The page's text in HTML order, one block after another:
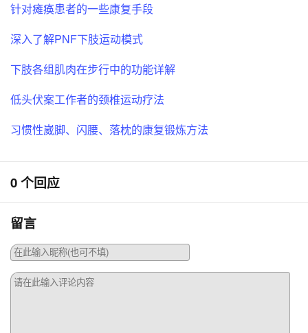
针对瘫痪患者的一些康复手段
深入了解PNF下肢运动模式
下肢各组肌肉在步行中的功能详解
低头伏案工作者的颈椎运动疗法
习惯性崴脚、闪腰、落枕的康复锻炼方法
0 个回应
留言